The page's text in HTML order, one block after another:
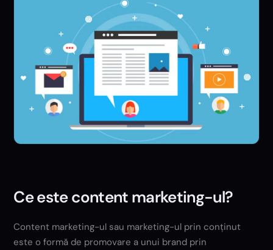
Ce este content marketing-ul?
Content marketing-ul sau marketing-ul prin conținut
este o formă de promovare a unui brand prin